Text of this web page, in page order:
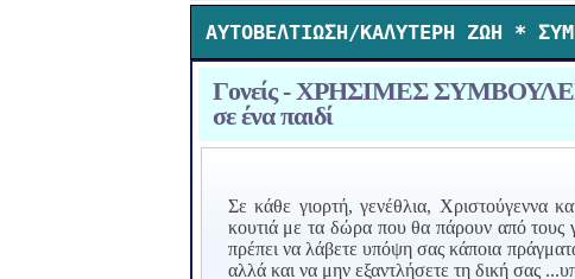
ΑΥΤΟΒΕΛΤΙΩΣΗ/ΚΑΛΥΤΕΡΗ ΖΩΗ *
Γονείς - ΧΡΗΣΙΜΕΣ ΣΥΜΒΟΥΛΕΣ: 7
σε ένα παιδί
Σε κάθε γιορτή, γενέθλια, Χριστούγεννα
κουτιά με τα δώρα που θα πάρουν από τους
πρέπει να λάβετε υπόψη σας κάποια
αλλά και να μην εξαντλήσετε τη δική σας